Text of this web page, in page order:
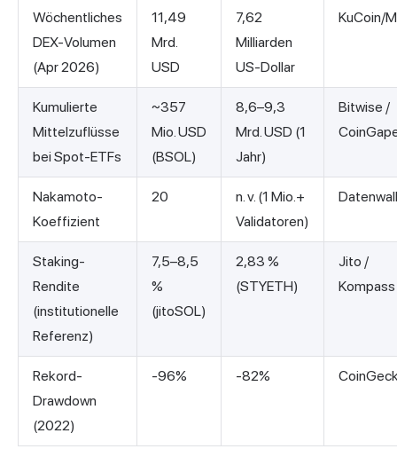
Wöchentliches
DEX-Volumen
(Apr 2026)
11,49
Mrd.
USD
7,62
Milliarden
US-Dollar
KuCoin/
Kumulierte
Mittelzuflüsse
bei Spot-ETFs
~357
Mio. USD
(BSOL)
8,6–9,3
Mrd. USD (1
Jahr)
Bitwise /
Nakamoto-
Koeffizient
20
n. v. (1 Mio.+
Validatoren)
Staking-
Rendite
(institutionelle
Referenz)
7,5–8,5
%
(jitoSOL)
2,83 %
(STYETH)
Jito /
Kompass
Rekord-
Drawdown
(2022)
-96% -82%